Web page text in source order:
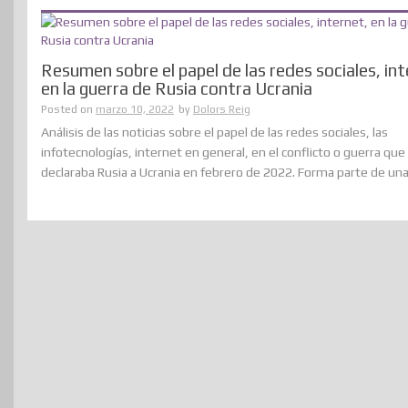
Resumen sobre el papel de las redes sociales,
en la guerra de Rusia contra Ucrania
Posted on marzo 10, 2022 by Dolors Reig
Análisis de las noticias sobre el papel de las redes sociales, las
infotecnologías, internet en general, en el conflicto o guerra que
declaraba Rusia a Ucrania en febrero de 2022. Forma parte de